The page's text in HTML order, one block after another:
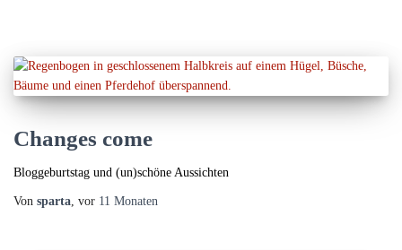
Changes come
Bloggeburtstag und (un)schöne Aussichten
Von sparta , vor 11 Monaten